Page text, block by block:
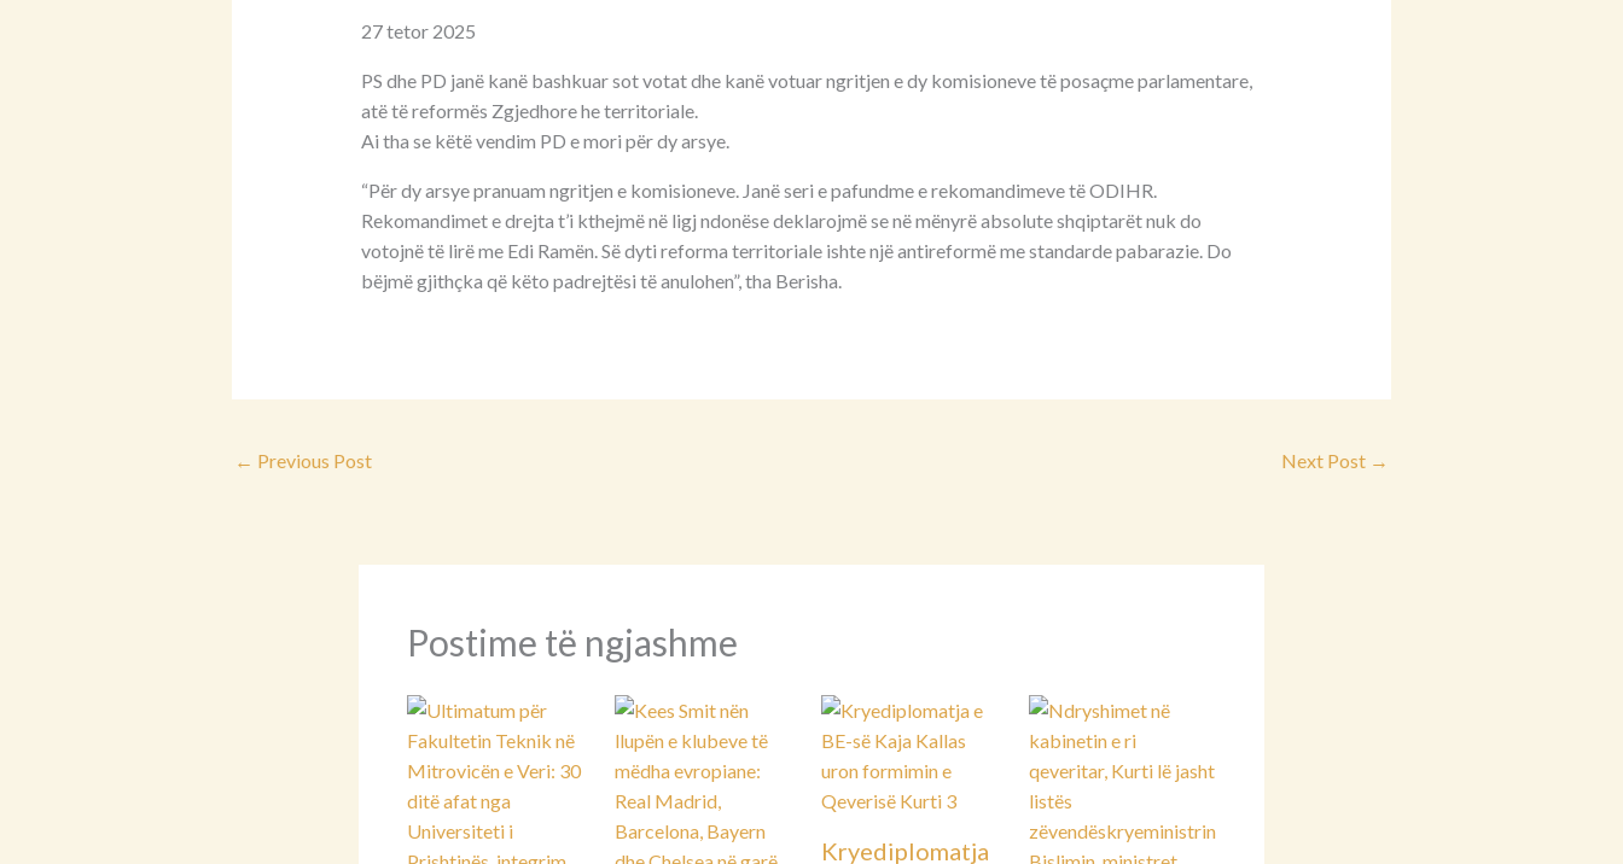
27 tetor 2025
PS dhe PD janë kanë bashkuar sot votat dhe kanë votuar ngritjen e dy komisioneve të posaçme parlamentare,
atë të reformës Zgjedhore he territoriale.
Ai tha se këtë vendim PD e mori për dy arsye.
“Për dy arsye pranuam ngritjen e komisioneve. Janë seri e pafundme e rekomandimeve të ODIHR.
Rekomandimet e drejta t’i kthejmë në ligj ndonëse deklarojmë se në mënyrë absolute shqiptarët nuk do
votojnë të lirë me Edi Ramën. Së dyti reforma territoriale ishte një antireformë me standarde pabarazie. Do
bëjmë gjithçka që këto padrejtësi të anulohen”, tha Berisha.
← Previous Post Next Post →
Postime të ngjashme
Kryediplomatja